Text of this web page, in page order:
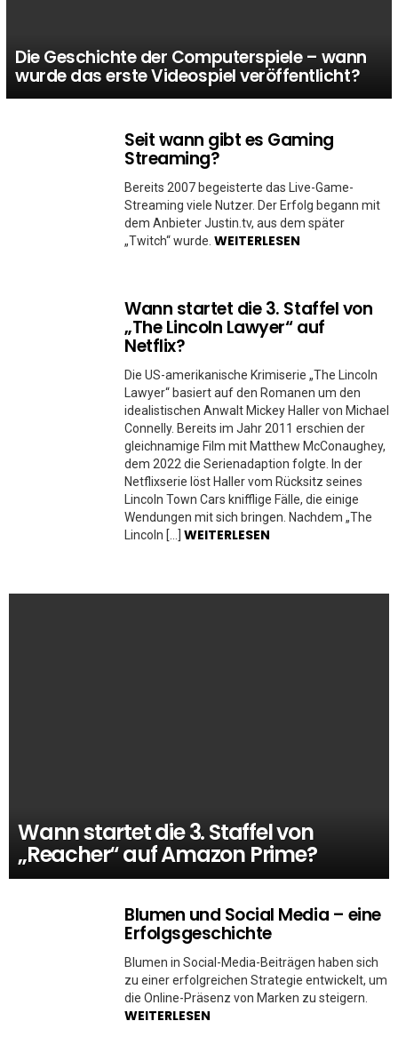
Die Geschichte der Computerspiele – wann
wurde das erste Videospiel veröffentlicht?
Seit wann gibt es Gaming
Streaming?
Bereits 2007 begeisterte das Live-Game-
Streaming viele Nutzer. Der Erfolg begann mit
dem Anbieter Justin.tv, aus dem später
„Twitch“ wurde. WEITERLESEN
Wann startet die 3. Staffel von
„The Lincoln Lawyer“ auf
Netflix?
Die US-amerikanische Krimiserie „The Lincoln
Lawyer“ basiert auf den Romanen um den
idealistischen Anwalt Mickey Haller von Michael
Connelly. Bereits im Jahr 2011 erschien der
gleichnamige Film mit Matthew McConaughey,
dem 2022 die Serienadaption folgte. In der
Netflixserie löst Haller vom Rücksitz seines
Lincoln Town Cars knifflige Fälle, die einige
Wendungen mit sich bringen. Nachdem „The
Lincoln […] WEITERLESEN
Wann startet die 3. Staffel von
„Reacher“ auf Amazon Prime?
Blumen und Social Media – eine
Erfolgsgeschichte
Blumen in Social-Media-Beiträgen haben sich
zu einer erfolgreichen Strategie entwickelt, um
die Online-Präsenz von Marken zu steigern.
WEITERLESEN